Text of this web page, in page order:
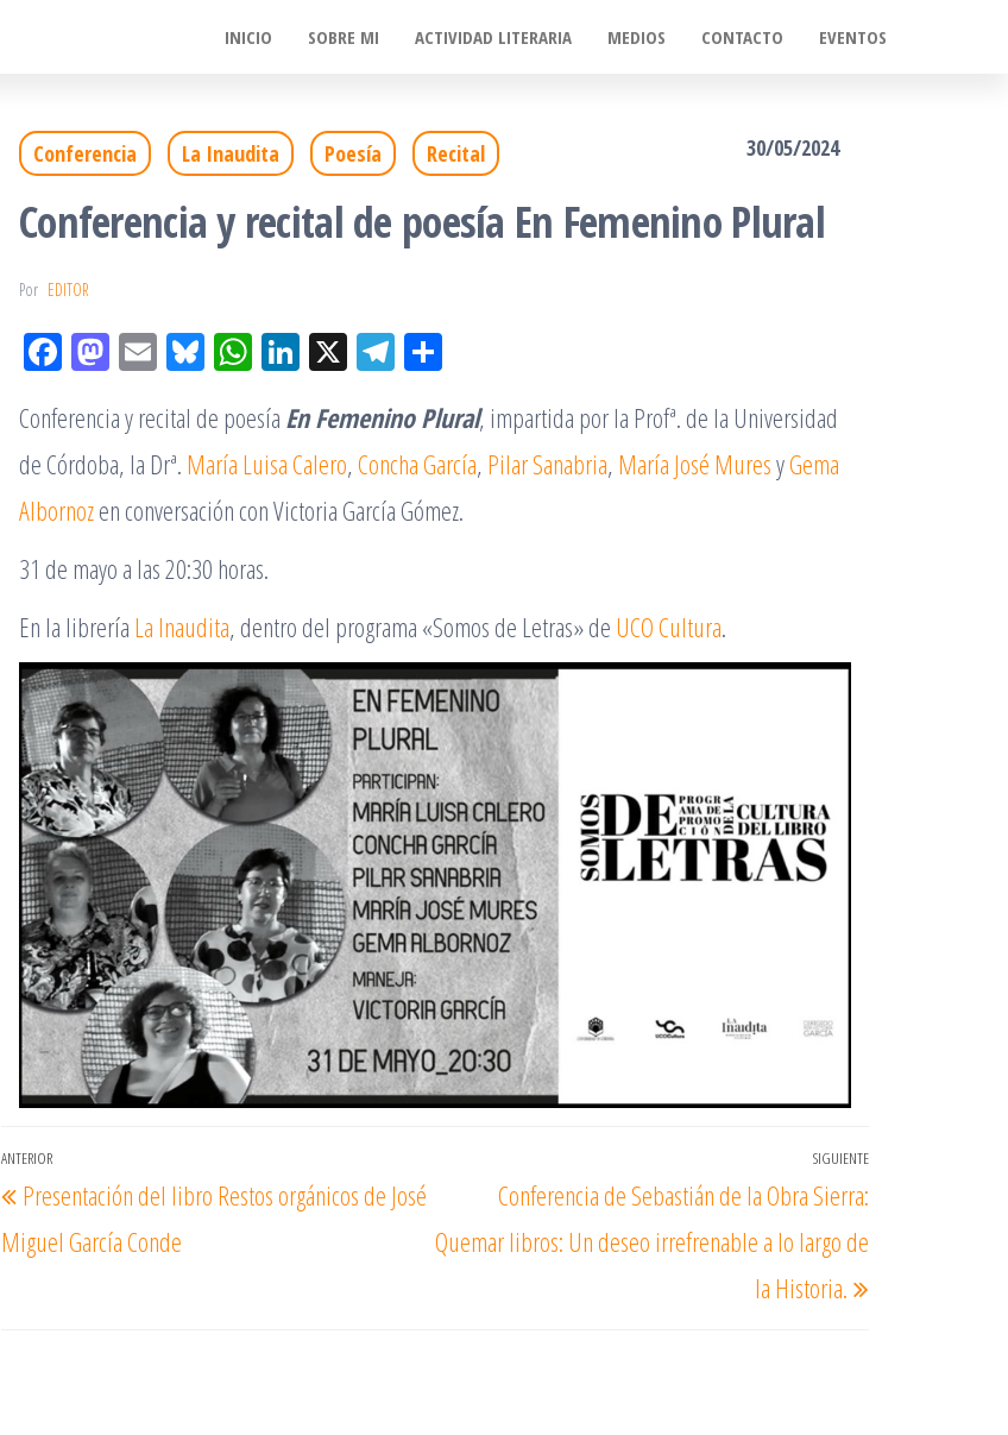
INICIO SOBRE MI ACTIVIDAD LITERARIA MEDIOS CONTACTO EVENTOS
Conferencia La Inaudita Poesía Recital 30/05/2024
Conferencia y recital de poesía En Femenino Plural
Por EDITOR
Fac
oo
k
M
od
on
Em Bl
sky
W
tsA
pp
Lin
dIn
X Tel
ra
m
pa
rtir
Conferencia y recital de poesía En Femenino Plural, impartida por la Profª. de la Universidad
de Córdoba, la Drª. María Luisa Calero,Concha García, Pilar Sanabria, María José MuresyGema
Albornozen conversación con Victoria García Gómez.
31 de mayo a las 20:30 horas.
En la librería La Inaudita, dentro del programa «Somos de Letras» de UCO Cultura.
Navegación
de
entradas
Entrada
anterior
ANTERIOR
Presentación del libro Restos orgánicos de José
Miguel García Conde
Entrada
SIGUIENTE
Conferencia de Sebastián de la Obra Sierra:
Quemar libros: Un deseo irrefrenable a lo largo de
la Historia.